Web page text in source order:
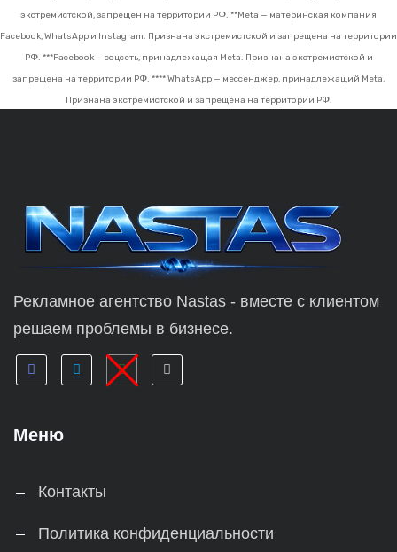
экстремистской, запрещён на территории РФ. **Meta — материнская компания
Facebook, WhatsApp и Instagram. Признана экстремистской и запрещена на территории
РФ. ***Facebook — соцсеть, принадлежащая Meta. Признана экстремистской и
запрещена на территории РФ. **** WhatsApp — мессенджер, принадлежащий Meta.
Признана экстремистской и запрещена на территории РФ.
Рекламное агентство Nastas - вместе с клиентом
решаем проблемы в бизнесе.
Меню
Контакты
Политика конфиденциальности